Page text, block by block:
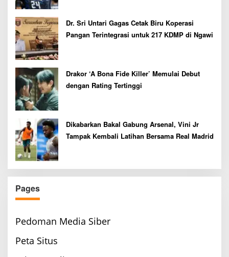
Dr. Sri Untari Gagas Cetak Biru Koperasi
Pangan Terintegrasi untuk 217 KDMP di Ngawi
Drakor ‘A Bona Fide Killer’ Memulai Debut
dengan Rating Tertinggi
Dikabarkan Bakal Gabung Arsenal, Vini Jr
Tampak Kembali Latihan Bersama Real Madrid
Pages
Pedoman Media Siber
Peta Situs